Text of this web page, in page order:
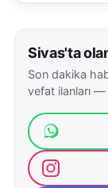
Sivas'ta
Son dakika
vefat ilanları —